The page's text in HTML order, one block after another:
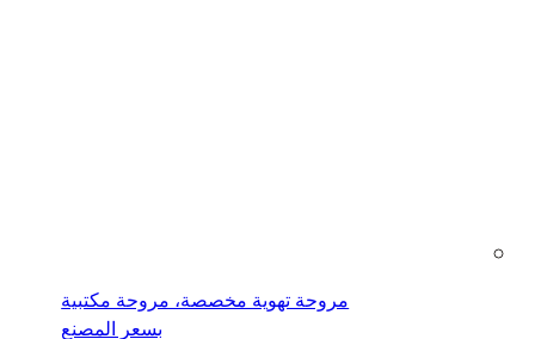
مروحة تهوية مخصصة، مروحة مكتبية
بسعر المصنع